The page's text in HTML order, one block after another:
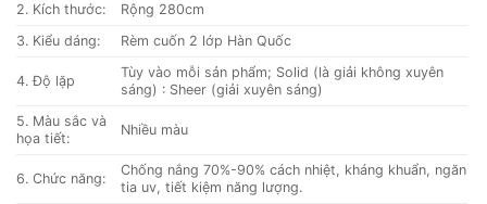
2. Kích thước:
Rộng 280cm
3. Kiểu dáng:
Rèm cuốn 2 lớp Hàn Quốc
4. Độ lặp
Tùy vào mỗi sản phẩm; Solid (là giải không xuyên
sáng) : Sheer (giải xuyên sáng)
5. Màu sắc và
họa tiết:
Nhiều màu
6. Chức năng:
Chống nắng 70%-90% cách nhiệt, kháng khuẩn, ngăn
tia uv, tiết kiệm năng lượng.